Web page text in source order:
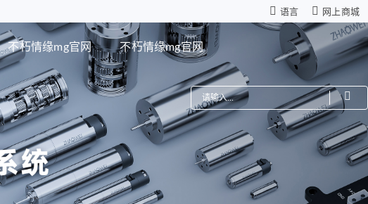
语言 网上商城
行星减速箱（高性能版）
ZWSMD Φ4mm系列
ZWSMD Φ6mm系列
零背隙齿轮箱
电路板
智能消费
摄像头模组
微型瞳距调节驱动系统
机器人
仿生机器人灵巧手
不朽情缘mg官网 不朽情缘mg官网